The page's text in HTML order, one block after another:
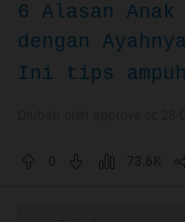
6 Alasan Anak
dengan Ayahnya
Ini tips ampuh
73.6K